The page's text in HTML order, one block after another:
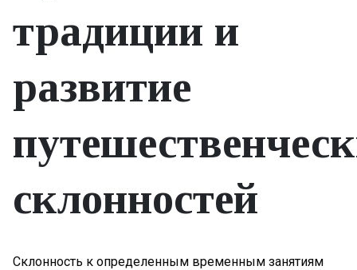
традиции и
развитие
склонностей
Склонность к определенным временным занятиям